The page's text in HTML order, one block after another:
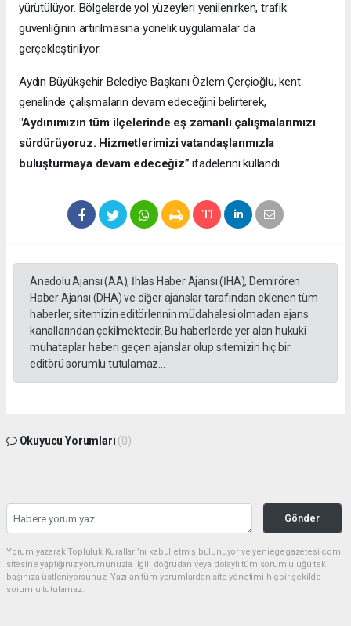
yürütülüyor. Bölgelerde yol yüzeyleri yenilenirken, trafik
güvenliğinin artırılmasına yönelik uygulamalar da
gerçekleştiriliyor.
Aydın Büyükşehir Belediye Başkanı Özlem Çerçioğlu, kent
genelinde çalışmaların devam edeceğini belirterek,
"Aydınımızın tüm ilçelerinde eş zamanlı çalışmalarımızı
sürdürüyoruz. Hizmetlerimizi vatandaşlarımızla
buluşturmaya devam edeceğiz” ifadelerini kullandı.
Anadolu Ajansı (AA), İhlas Haber Ajansı (İHA), Demirören
Haber Ajansı (DHA) ve diğer ajanslar tarafından eklenen tüm
haberler, sitemizin editörlerinin müdahalesi olmadan ajans
kanallarından çekilmektedir. Bu haberlerde yer alan hukuki
muhataplar haberi geçen ajanslar olup sitemizin hiç bir
editörü sorumlu tutulamaz...
Okuyucu Yorumları (0)
Gönder
Yorum yazarak Topluluk Kuralları’nı kabul etmiş bulunuyor ve yeniegegazetesi.com
sitesine yaptığınız yorumunuzla ilgili doğrudan veya dolaylı tüm sorumluluğu tek
başınıza üstleniyorsunuz. Yazılan tüm yorumlardan site yönetimi hiçbir şekilde
sorumlu tutulamaz.